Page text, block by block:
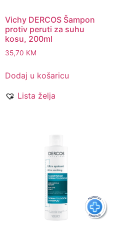
Vichy DERCOS Šampon
protiv peruti za suhu
kosu, 200ml
35,70 KM
Dodaj u košaricu
Lista želja